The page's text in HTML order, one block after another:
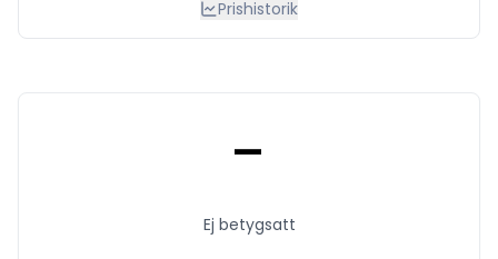
Prishistorik
-
Ej betygsatt